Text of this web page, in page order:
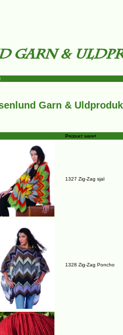
Garn &
Produkt navn+
1327 Zig-Zag sjal
1328 Zig-Zag Poncho